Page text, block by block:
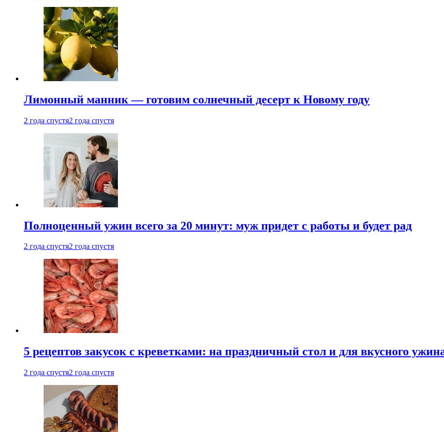
Лимонный манник — готовим солнечный десерт к Новому году
2 года спустя2 года спустя
Полноценный ужин всего за 20 минут: муж придет с работы и будет рад
2 года спустя2 года спустя
5 рецептов закусок с креветками: на праздничный стол и для вкусного
2 года спустя2 года спустя